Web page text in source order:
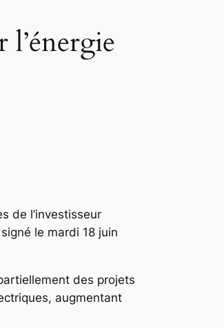
de l’investisseur
le mardi 18 juin
des projets
augmentant